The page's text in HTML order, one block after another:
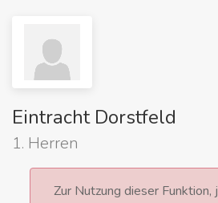
Eintracht Dorstfeld
1. Herren
Zur Nutzung dieser